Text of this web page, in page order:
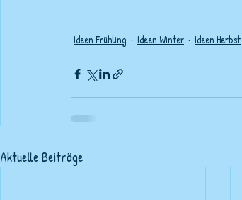
Ideen Frühling Ideen Winter Ideen Herbst
Aktuelle Beiträge